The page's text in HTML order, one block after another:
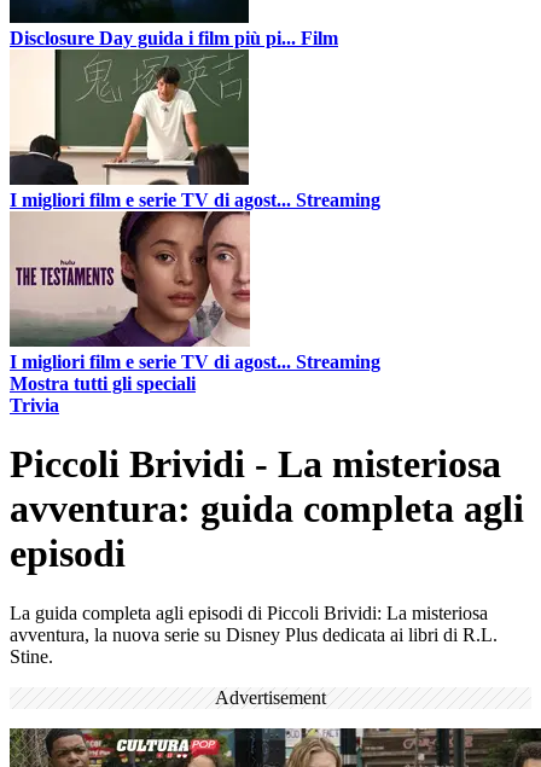
Disclosure Day guida i film più pi... Film
I migliori film e serie TV di agost... Streaming
I migliori film e serie TV di agost... Streaming
Mostra tutti gli speciali
Trivia
Piccoli Brividi - La misteriosa
avventura: guida completa agli
episodi
La guida completa agli episodi di Piccoli Brividi: La misteriosa
avventura, la nuova serie su Disney Plus dedicata ai libri di R.L.
Stine.
Advertisement